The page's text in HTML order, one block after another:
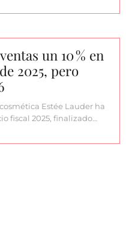
un 10 % en
2025, pero
Estée Lauder ha
fiscal 2025, finalizado…